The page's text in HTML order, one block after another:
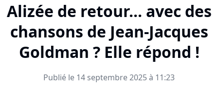
Alizée de retour... avec des
chansons de Jean-Jacques
Goldman ? Elle répond !
Publié le 14 septembre 2025 à 11:23